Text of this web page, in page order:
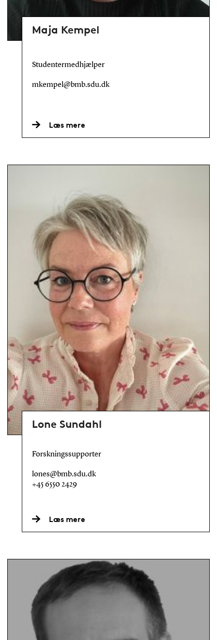
Maja Kempel
Studentermedhjælper
mkempel@bmb.sdu.dk
Læs mere
Lone Sundahl
Forskningssupporter
lones@bmb.sdu.dk
+45 6550 2429
Læs mere